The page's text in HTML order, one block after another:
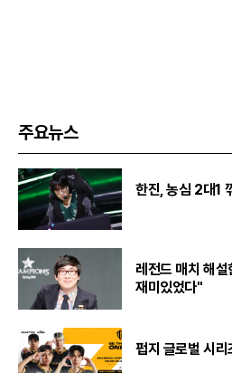
주요뉴스
한진, 농심 2대1
레전드 매치 해
재미있었다"
펍지 글로벌 시